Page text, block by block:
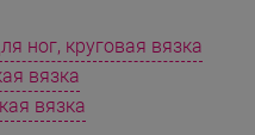
ног, круговая вязка
вязка
вязка